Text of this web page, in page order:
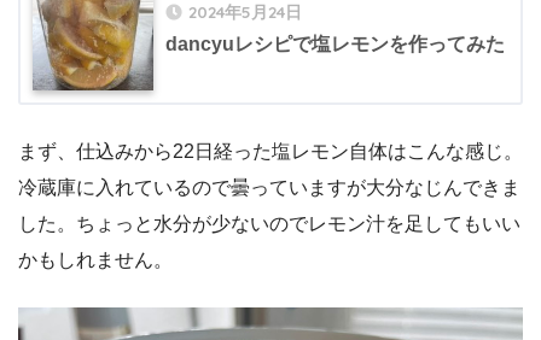
2024年5月24日
dancyuレシピで塩レモンを作ってみた
まず、仕込みから22日経った塩レモン自体はこんな感じ。
冷蔵庫に入れているので曇っていますが大分なじんできま
した。ちょっと水分が少ないのでレモン汁を足してもいい
かもしれません。